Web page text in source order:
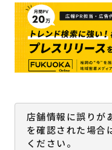
店舗情報に誤りが
を確認された場合
ください。